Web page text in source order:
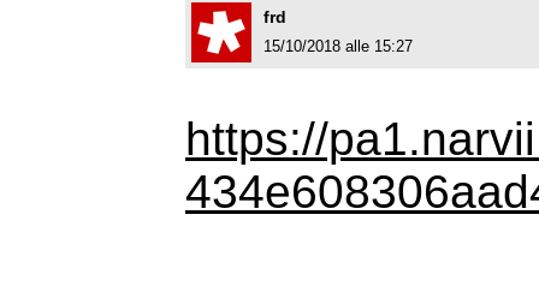
frd
15/10/2018 alle 15:27
https://